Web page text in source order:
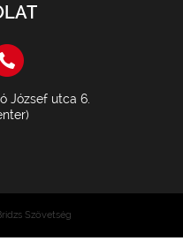
József utca 6.
Szövetség